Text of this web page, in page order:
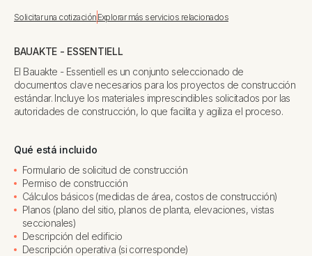
Solicitar una cotización Explorar más servicios relacionados
BAUAKTE - ESSENTIELL
El Bauakte - Essentiell es un conjunto seleccionado de
documentos clave necesarios para los proyectos de construcción
estándar. Incluye los materiales imprescindibles solicitados por las
autoridades de construcción, lo que facilita y agiliza el proceso.
Qué está incluido
Formulario de solicitud de construcción
Permiso de construcción
Cálculos básicos (medidas de área, costos de construcción)
Planos (plano del sitio, planos de planta, elevaciones, vistas
seccionales)
Descripción del edificio
Descripción operativa (si corresponde)